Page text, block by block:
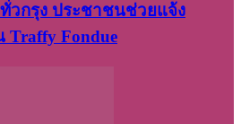
วกรุง ประชาชนช่วยแจ้ง
Traffy Fondue